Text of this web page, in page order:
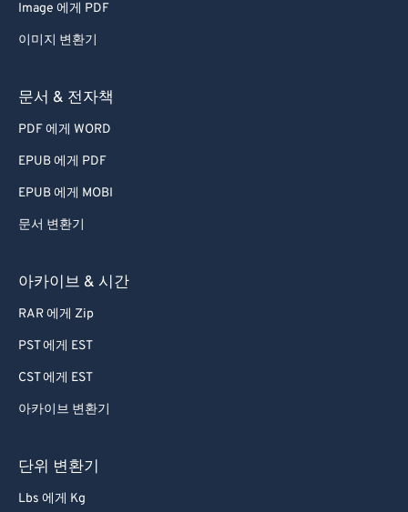
Image 에게 PDF
이미지 변환기
문서 & 전자책
PDF 에게 WORD
EPUB 에게 PDF
EPUB 에게 MOBI
문서 변환기
아카이브 & 시간
RAR 에게 Zip
PST 에게 EST
CST 에게 EST
아카이브 변환기
단위 변환기
Lbs 에게 Kg